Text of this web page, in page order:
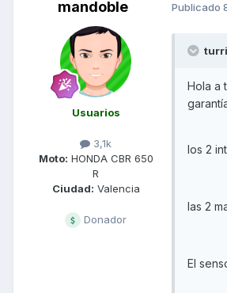
mandoble
Usuarios
3,1k
Moto: HONDA CBR 650
R
Ciudad: Valencia
Donador
Publicado
Hola a
los 2
las 2
El